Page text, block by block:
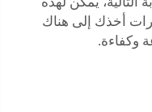
أخذك إلى هناك
وكفاءة.